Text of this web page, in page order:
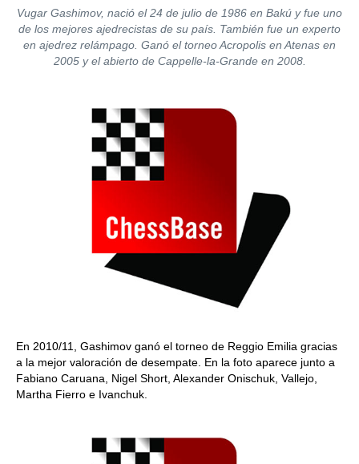
Vugar Gashimov, nació el 24 de julio de 1986 en Bakú y fue uno
de los mejores ajedrecistas de su país. También fue un experto
en ajedrez relámpago. Ganó el torneo Acropolis en Atenas en
2005 y el abierto de Cappelle-la-Grande en 2008.
En 2010/11, Gashimov ganó el torneo de Reggio Emilia gracias
a la mejor valoración de desempate. En la foto aparece junto a
Fabiano Caruana, Nigel Short, Alexander Onischuk, Vallejo,
Martha Fierro e Ivanchuk.